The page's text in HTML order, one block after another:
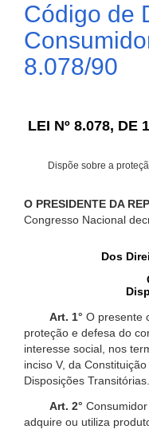
Código de
8.078/90
LEI Nº 8.078, DE
Dispõe sobre a
O PRESIDENTE DA
Congresso Nacional
Dos
Art. 1° O presente
proteção e defesa do
interesse social, nos
inciso V, da
Disposições Transitórias.
Art. 2°
adquire ou utiliza